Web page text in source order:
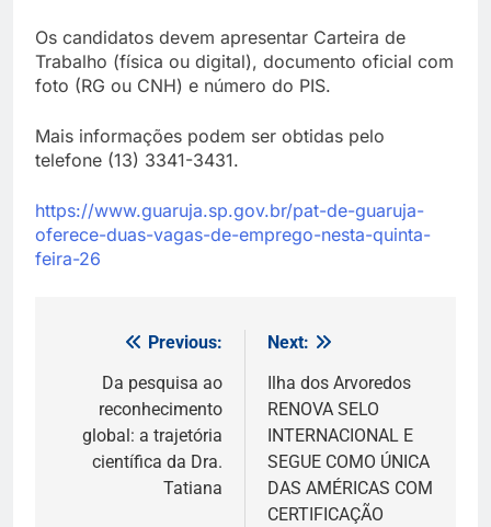
Os candidatos devem apresentar Carteira de
Trabalho (física ou digital), documento oficial com
foto (RG ou CNH) e número do PIS.
Mais informações podem ser obtidas pelo
telefone (13) 3341-3431.
https://www.guaruja.sp.gov.br/pat-de-guaruja-
oferece-duas-vagas-de-emprego-nesta-quinta-
feira-26
Navegação
Post
Previous:
Da pesquisa ao
reconhecimento
global: a trajetória
científica da Dra.
Tatiana
Next:
Ilha dos Arvoredos
RENOVA SELO
INTERNACIONAL E
SEGUE COMO ÚNICA
DAS AMÉRICAS COM
CERTIFICAÇÃO